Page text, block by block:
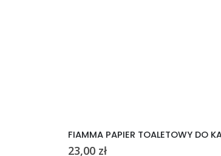
FIAMMA PAPIER TOALETOWY DO
23,00 zł